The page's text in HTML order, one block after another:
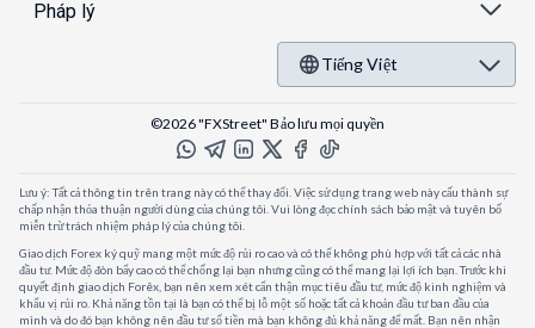
Pháp lý
Tiếng Việt
©2026 "FXStreet" Bảo lưu mọi quyền
Lưu ý: Tất cả thông tin trên trang này có thể thay đổi. Việc sử dụng trang web này cấu thành sự
chấp nhận thỏa thuận người dùng của chúng tôi. Vui lòng đọc chính sách bảo mật và tuyên bố
miễn trừ trách nhiệm pháp lý của chúng tôi.
Giao dịch Forex ký quỹ mang một mức độ rủi ro cao và có thể không phù hợp với tất cả các nhà
đầu tư. Mức độ đòn bẩy cao có thể chống lại bạn nhưng cũng có thể mang lại lợi ích bạn. Trước khi
quyết định giao dịch Forêx, bạn nên xem xét cẩn thận mục tiêu đầu tư, mức độ kinh nghiệm và
khẩu vị rủi ro. Khả năng tồn tại là bạn có thể bị lỗ một số hoặc tất cả khoản đầu tư ban đầu của
mình và do đó bạn không nên đầu tư số tiền mà bạn không đủ khả năng để mất. Bạn nên nhận